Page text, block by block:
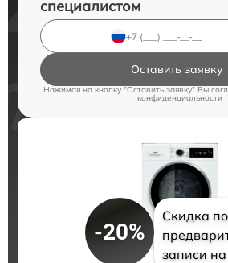
специалистом
Оставить заявку
Нажимая на кнопку "Оставить заявку" Вы
конфиденциальности
-20%
Скидка по
записи на